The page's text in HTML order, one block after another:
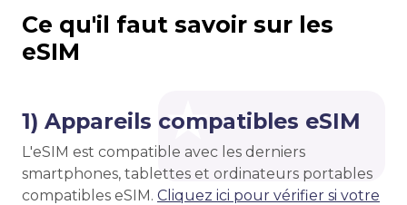
Ce qu'il faut savoir sur les
eSIM
1) Appareils compatibles eSIM
L'eSIM est compatible avec les derniers
smartphones, tablettes et ordinateurs portables
compatibles eSIM. Cliquez ici pour vérifier si votre